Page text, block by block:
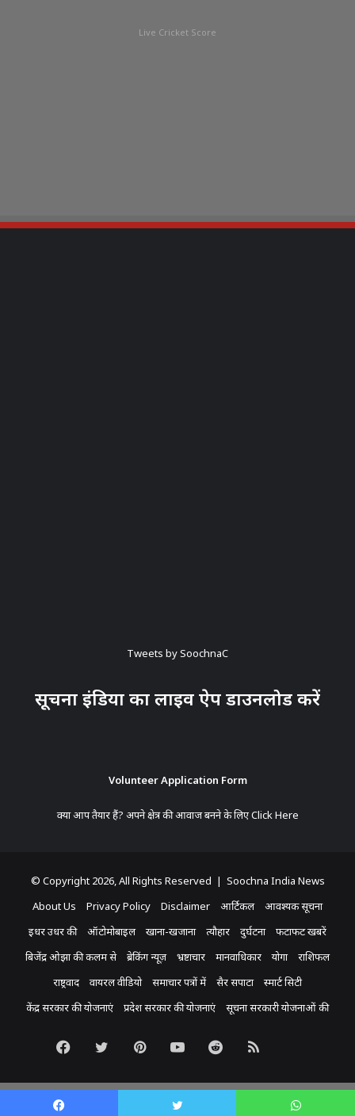
Live Cricket Score
Tweets by SoochnaC
सूचना इंडिया का लाइव ऐप डाउनलोड करें
Volunteer Application Form
क्या आप तैयार हैं? अपने क्षेत्र की आवाज बनने के लिएClick Here
© Copyright 2026, All Rights Reserved | Soochna India News
About Us
Privacy Policy Disclaimer आर्टिकल
आवश्यक सूचना
इधर उधर की
ऑटोमोबाइल खाना-खजाना त्यौहार दुर्घटना
फटाफट खबरें
बिजेंद्र ओझा की कलम से
ब्रेकिंग न्यूज़ भ्रष्टाचार मानवाधिकार योगा
राशिफल
राष्ट्रवाद
वायरल वीडियो समाचार पत्रों में सैर सपाटा
स्मार्ट सिटी
केंद्र सरकार की योजनाएं
प्रदेश सरकार की योजनाएं सूचना सरकारी योजनाओं की
Facebook
TwitterPinterestYouTubeRedditRSS